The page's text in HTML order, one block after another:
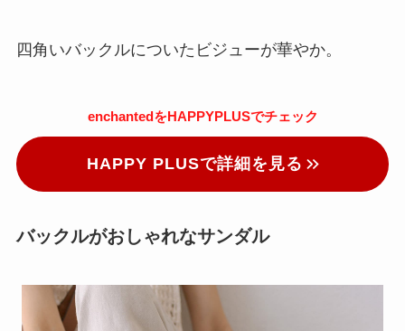
四角いバックルについたビジューが華やか。
enchantedをHAPPYPLUSでチェック
HAPPY PLUSで詳細を見る
バックルがおしゃれなサンダル